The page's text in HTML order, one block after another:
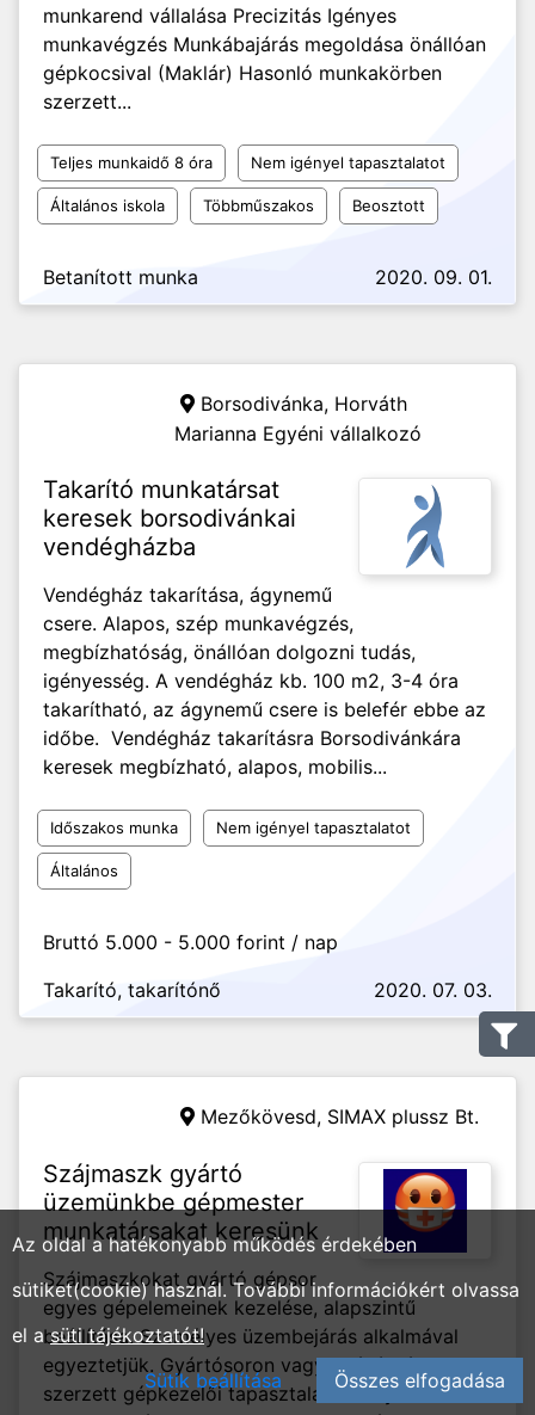
munkarend vállalása Precizitás Igényes
munkavégzés Munkábajárás megoldása önállóan
gépkocsival (Maklár) Hasonló munkakörben
szerzett...
Teljes munkaidő 8 óra Nem igényel tapasztalatot
Általános iskola Többműszakos Beosztott
Betanított munka 2020. 09. 01.
Borsodivánka, Horváth
Marianna Egyéni vállalkozó
Takarító munkatársat
keresek borsodivánkai
vendégházba
Vendégház takarítása, ágynemű
csere. Alapos, szép munkavégzés,
megbízhatóság, önállóan dolgozni tudás,
igényesség. A vendégház kb. 100 m2, 3-4 óra
takarítható, az ágynemű csere is belefér ebbe az
időbe. Vendégház takarításra Borsodivánkára
keresek megbízható, alapos, mobilis...
Időszakos munka Nem igényel tapasztalatot
Általános
Bruttó 5.000 - 5.000 forint / nap
Takarító, takarítónő
2020. 07. 03.
Mezőkövesd, SIMAX plussz Bt.
Szájmaszk gyártó
üzemünkbe gépmester
munkatársakat keresünk
Szájmaszkokat gyártó gépsor
egyes gépelemeinek kezelése, alapszintű
beállítása. Személyes üzembejárás alkalmával
egyeztetjük. Gyártósoron vagy önálló gépeken
szerzett gépkezelői tapasztalat. Könnyű fizikai
Az oldal a hatékonyabb működés érdekében
sütiket(cookie) használ. További információkért olvassa
el asüti tájékoztatót!
Sütik beállítása
Összes elfogadása